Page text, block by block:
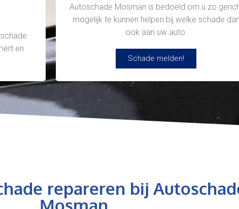
en
Autoschade Mosman is bedoeld om u zo
mogelijk te kunnen helpen bij welke schade
ook aan uw auto.
Schade melden!
repareren bij